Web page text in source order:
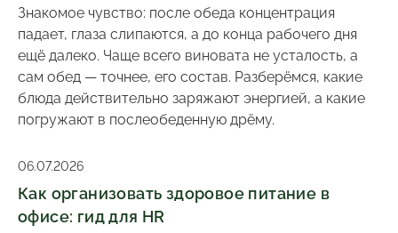
Знакомое чувство: после обеда концентрация
падает, глаза слипаются, а до конца рабочего дня
ещё далеко. Чаще всего виновата не усталость, а
сам обед — точнее, его состав. Разберёмся, какие
блюда действительно заряжают энергией, а какие
погружают в послеобеденную дрёму.
06.07.2026
Как организовать здоровое питание в
офисе: гид для HR